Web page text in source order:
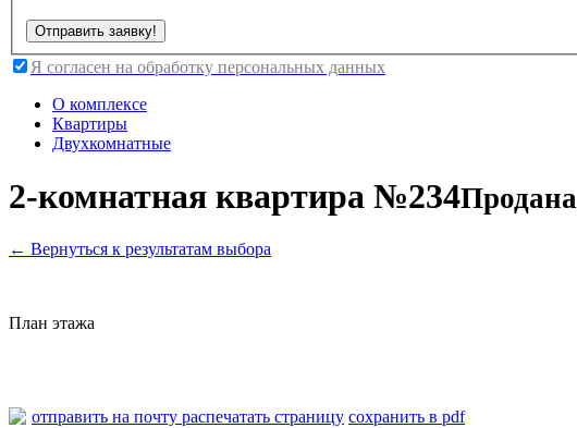
Я согласен на обработку персональных данных
О комплексе
Квартиры
Двухкомнатные
2-комнатная квартира №234Продана
← Вернуться к результатам выбора
План этажа
отправить на почту распечатать страницу сохранить в pdf